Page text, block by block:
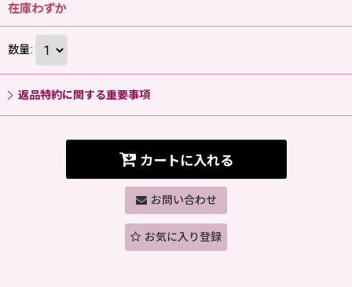
在庫わずか
数量:
返品特約に関する重要事項
カートに入れる
お問い合わせ
お気に入り登録